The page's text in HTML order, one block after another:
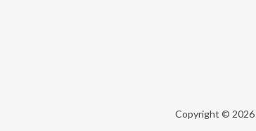
Copyright © 2026